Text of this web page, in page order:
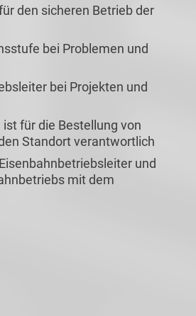
den sicheren Betrieb der
bei Problemen und
bei Projekten und
für die Bestellung von
Standort verantwortlich
und
mit dem